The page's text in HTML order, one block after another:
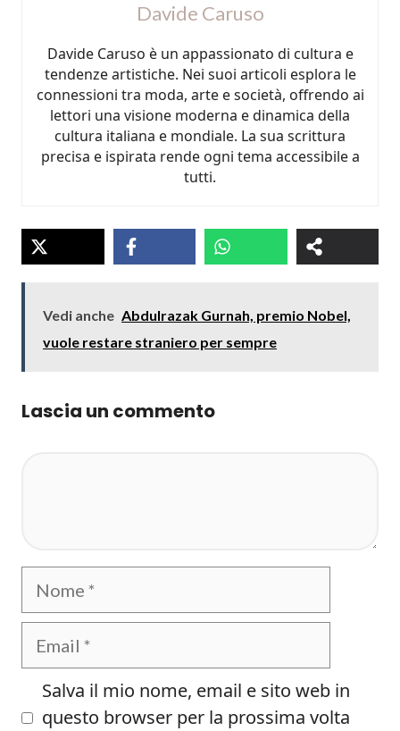
Davide Caruso
Davide Caruso è un appassionato di cultura e
tendenze artistiche. Nei suoi articoli esplora le
connessioni tra moda, arte e società, offrendo ai
lettori una visione moderna e dinamica della
cultura italiana e mondiale. La sua scrittura
precisa e ispirata rende ogni tema accessibile a
tutti.
Vedi anche Abdulrazak Gurnah, premio Nobel,
vuole restare straniero per sempre
Lascia un commento
Nome
Email
Salva il mio nome, email e sito web in
questo browser per la prossima volta